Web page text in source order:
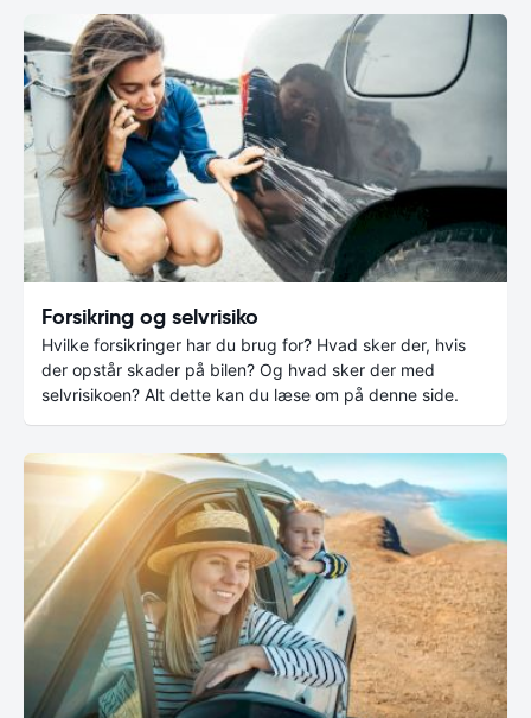
Forsikring og selvrisiko
Hvilke forsikringer har du brug for? Hvad sker der, hvis
der opstår skader på bilen? Og hvad sker der med
selvrisikoen? Alt dette kan du læse om på denne side.